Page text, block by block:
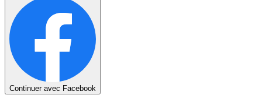
Continuer avec Facebook